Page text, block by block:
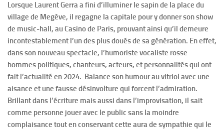
Lorsque Laurent Gerra a fini d’illuminer le sapin de la place du
village de Megève, il regagne la capitale pour y donner son show
de music-hall, au Casino de Paris, prouvant ainsi qu’il demeure
incontestablement l’un des plus doués de sa génération. En effet,
dans son nouveau spectacle, l’humoriste vocaliste rosse
hommes politiques, chanteurs, acteurs, et personnalités qui ont
fait l’actualité en 2024. Balance son humour au vitriol avec une
aisance et une fausse désinvolture qui forcent l’admiration.
Brillant dans l’écriture mais aussi dans l’improvisation, il sait
comme personne jouer avec le public sans la moindre
complaisance tout en conservant cette aura de sympathie qui le